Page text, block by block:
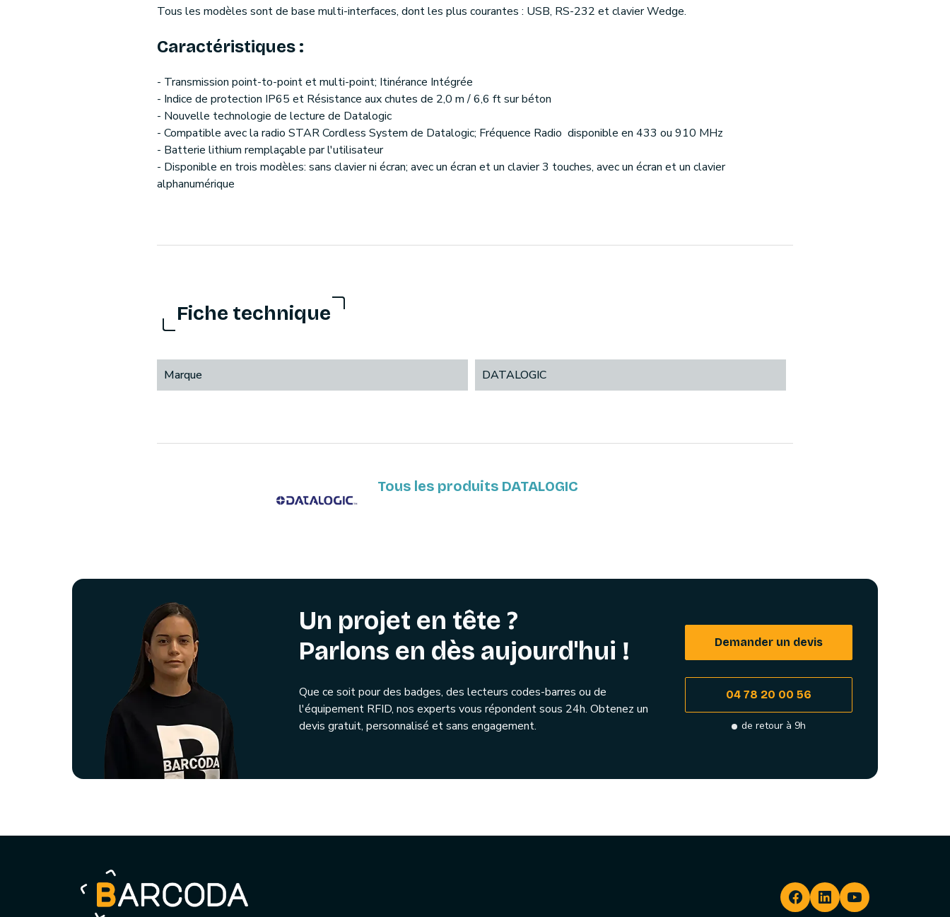
Tous les modèles sont de base multi-interfaces, dont les plus courantes : USB, RS-232 et clavier Wedge.
Caractéristiques :
- Transmission point-to-point et multi-point; Itinérance Intégrée
- Indice de protection IP65 et Résistance aux chutes de 2,0 m / 6,6 ft sur béton
- Nouvelle technologie de lecture de Datalogic
- Compatible avec la radio STAR Cordless System de Datalogic; Fréquence Radio disponible en 433 ou 910 MHz
- Batterie lithium remplaçable par l'utilisateur
- Disponible en trois modèles: sans clavier ni écran; avec un écran et un clavier 3 touches, avec un écran et un clavier
alphanumérique
Fiche technique
Marque DATALOGIC
Tous les produits DATALOGIC
Un projet en tête ?
Parlons en dès aujourd'hui !
Que ce soit pour des badges, des lecteurs codes-barres ou de
l'équipement RFID, nos experts vous répondent sous 24h. Obtenez un
devis gratuit, personnalisé et sans engagement.
Demander un devis
04 78 20 00 56
de retour à 9h